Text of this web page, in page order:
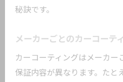
秘訣です。
メーカーごとのカーコーテ
カーコーティングはメーカー
保証内容が異なります。たと